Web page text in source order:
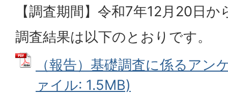
【調査期間】令和7年12月20日
調査結果は以下のとおりです。
（報告）基礎調査に係るアン
ァイル: 1.5MB)